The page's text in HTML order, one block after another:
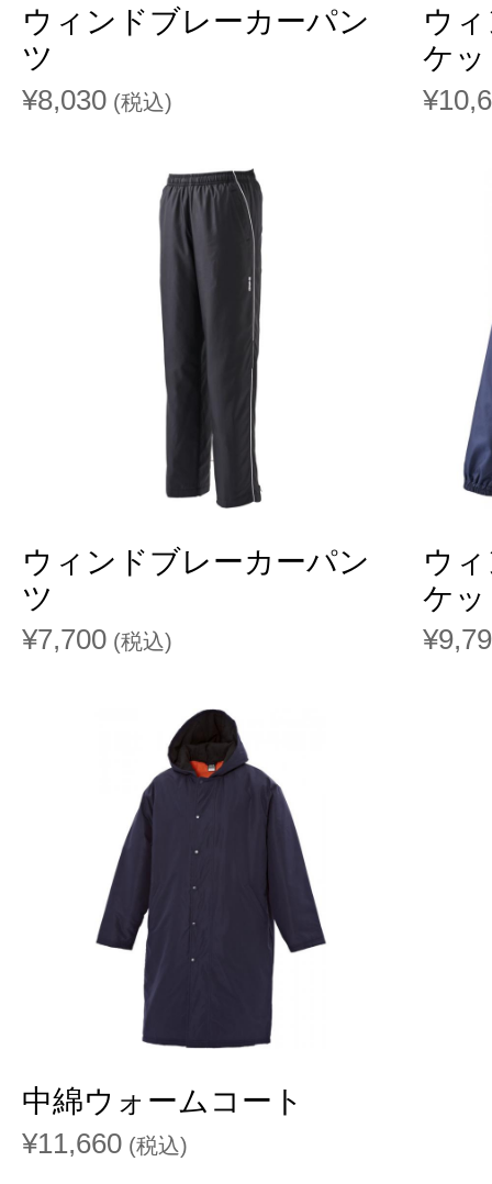
ウィンドブレーカーパン
ツ
¥8,030 (税込)
ウ
ケ
ウィンドブレーカーパン
ツ
¥7,700 (税込)
ウ
ケ
中綿ウォームコート
¥11,660 (税込)